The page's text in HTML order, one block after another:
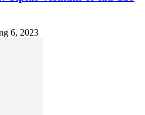
6, 2023